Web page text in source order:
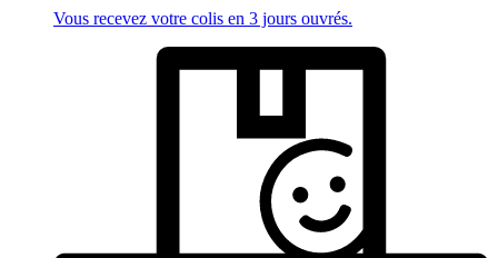
Vous recevez votre colis en 3 jours ouvrés.